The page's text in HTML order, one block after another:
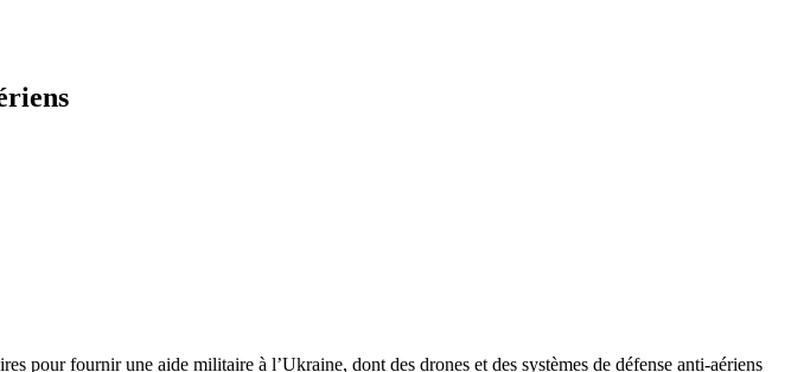
pour fournir une aide militaire à l’Ukraine, dont des drones et des systèmes de défense anti-aériens